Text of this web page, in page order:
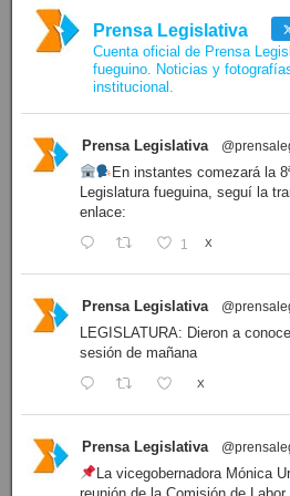
Prensa Legislativa
Cuenta oficial de Prensa
fueguino. Noticias y
institucional.
Prensa Legislativa
En instantes comezará la
Legislatura fueguina, seguí la
enlace:
1 X
Prensa Legislativa
LEGISLATURA: Dieron a
sesión de mañana
X
Prensa Legislativa
La vicegobernadora Mónica